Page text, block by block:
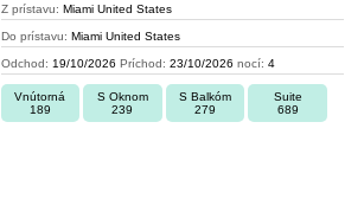
Z prístavu: Miami United States
Do prístavu: Miami United States
Odchod: 19/10/2026 Príchod: 23/10/2026 nocí: 4
Vnútorná
189
S Oknom
239
S Balkóm
279
Suite
689